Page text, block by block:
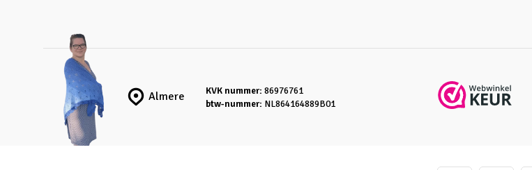
Almere KVK nummer: 86976761
btw-nummer: NL864164889B01